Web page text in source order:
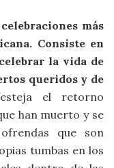
más
Consiste en
la vida de
queridos y de
el retorno
han muerto y se
que son
tumbas en los